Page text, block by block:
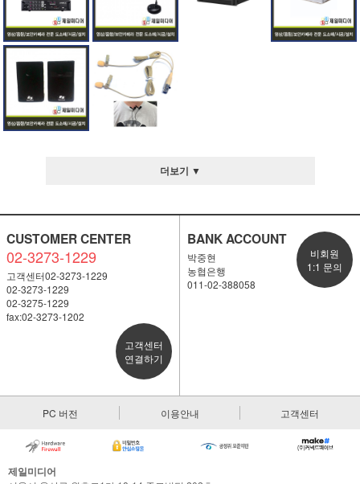
더보기 ▼
CUSTOMER CENTER
02-3273-1229
고객센터02-3273-1229
02-3273-1229
02-3275-1229
fax:02-3273-1202
고객센터
연결하기
BANK ACCOUNT
박중현
농협은행
011-02-388058
비회원
1:1 문의
PC 버전 이용안내 고객센터
제일미디어